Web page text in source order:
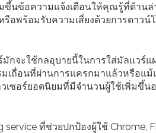
ขึ้นข้อความแจ้งเตือนให้คุณรู้ที่ด้านล่
พร้อมรับความเสี่ยงด้วยการดาวน์
กจะใช้กลอุบายนี้ในการใส่มัลแวร์แ
มเถื่อนที่ผ่านการแครกมาแล้วหรือแ
เซอร์ยอดนิยมที่มีจำนวนผู้ใช้เพิ่มขึ้น
ที่ช่วยปกป้องผู้ใช้ Chrome,